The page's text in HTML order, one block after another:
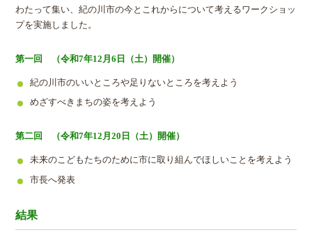
わたって集い、紀の川市の今とこれからについて考えるワークショッ
プを実施しました。
第一回 （令和7年12月6日（土）開催）
紀の川市のいいところや足りないところを考えよう
めざすべきまちの姿を考えよう
第二回 （令和7年12月20日（土）開催）
未来のこどもたちのために市に取り組んでほしいことを考えよう
市長へ発表
結果